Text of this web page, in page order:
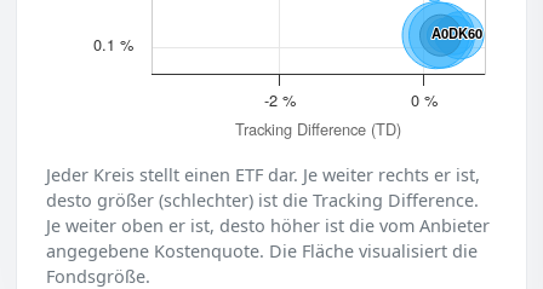
Tracking Difference (TD)
A0DK60
A0DK60
-2 % 0 %
0.1 %
Jeder Kreis stellt einen ETF dar. Je weiter rechts er ist,
desto größer (schlechter) ist die Tracking Difference.
Je weiter oben er ist, desto höher ist die vom Anbieter
angegebene Kostenquote. Die Fläche visualisiert die
Fondsgröße.